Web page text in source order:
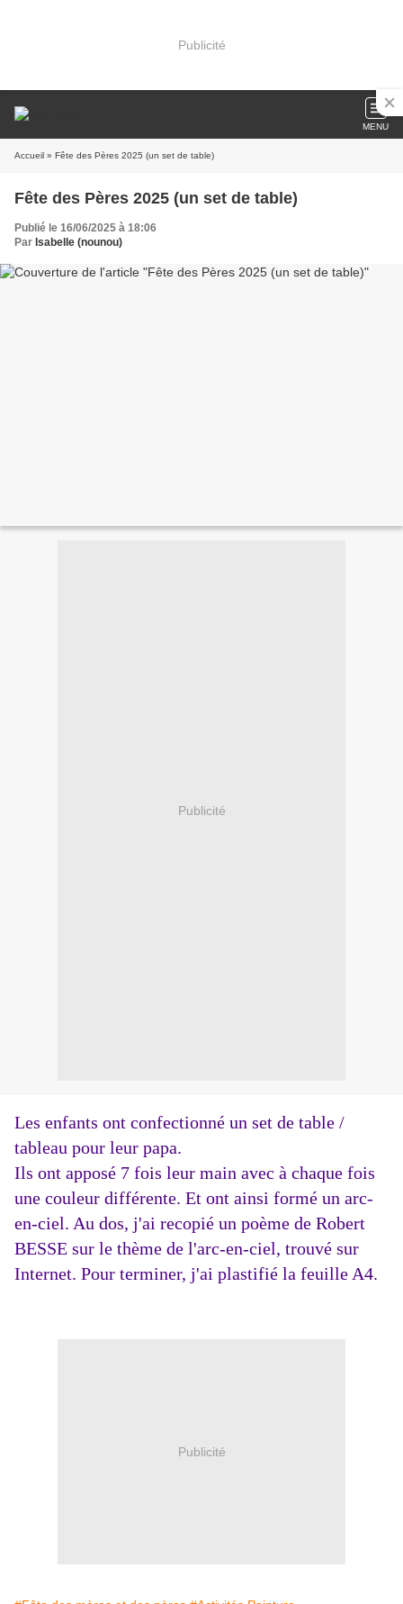
Publicité
MENU
Accueil » Fête des Pères 2025 (un set de table)
Fête des Pères 2025 (un set de table)
Publié le 16/06/2025 à 18:06
Par Isabelle (nounou)
Publicité
Les enfants ont confectionné un set de table /
tableau pour leur papa.
Ils ont apposé 7 fois leur main avec à chaque fois
une couleur différente. Et ont ainsi formé un arc-
en-ciel. Au dos, j'ai recopié un poème de Robert
BESSE sur le thème de l'arc-en-ciel, trouvé sur
Internet. Pour terminer, j'ai plastifié la feuille A4.
Publicité